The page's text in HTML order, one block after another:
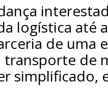
logística até
de uma
de
simplificado,